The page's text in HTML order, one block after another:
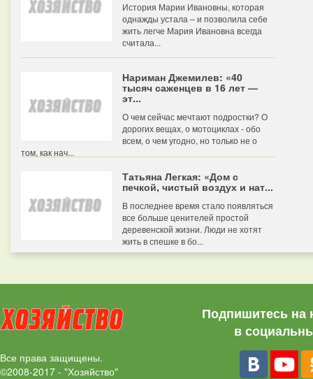
История Марии Ивановны, которая
однажды устала – и позволила себе
жить легче Мария Ивановна всегда
считала...
Нариман Джемилев: «40
тысяч саженцев в 16 лет —
эт...
О чем сейчас мечтают подростки? О
дорогих вещах, о мотоциклах - обо
всем, о чем угодно, но только не о
том, как нач...
Татьяна Легкая: «Дом с
печкой, чистый воздух и нат...
В последнее время стало появляться
все больше ценителей простой
деревенской жизни. Люди не хотят
жить в спешке в бо...
Все права защищены.
©2008-2017 - "Хозяйство"
Подпишитесь на
в